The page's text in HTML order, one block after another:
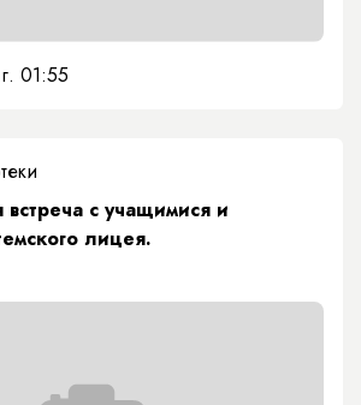
01:55
с учащимися и
лицея.